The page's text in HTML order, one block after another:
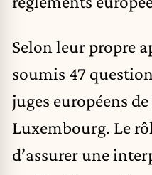
Selon leur propre
soumis 47
juges européens de
Luxembourg. Le
d’assurer une